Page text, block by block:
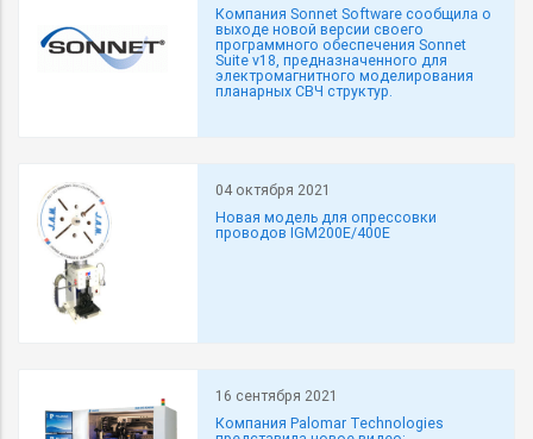
Компания Sonnet Software сообщила о
выходе новой версии своего
программного обеспечения Sonnet
Suite v18, предназначенного для
электромагнитного моделирования
планарных СВЧ структур.
04 октября 2021
Новая модель для опрессовки
проводов IGM200E/400E
16 сентября 2021
Компания Palomar Technologies